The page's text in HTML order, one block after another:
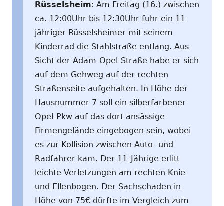
Rüsselsheim: Am Freitag (16.) zwischen
ca. 12:00Uhr bis 12:30Uhr fuhr ein 11-
jähriger Rüsselsheimer mit seinem
Kinderrad die Stahlstraße entlang. Aus
Sicht der Adam-Opel-Straße habe er sich
auf dem Gehweg auf der rechten
Straßenseite aufgehalten. In Höhe der
Hausnummer 7 soll ein silberfarbener
Opel-Pkw auf das dort ansässige
Firmengelände eingebogen sein, wobei
es zur Kollision zwischen Auto- und
Radfahrer kam. Der 11-Jährige erlitt
leichte Verletzungen am rechten Knie
und Ellenbogen. Der Sachschaden in
Höhe von 75€ dürfte im Vergleich zum